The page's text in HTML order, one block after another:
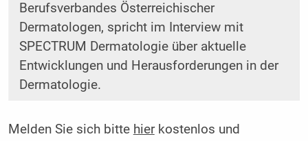
Berufsverbandes Österreichischer
Dermatologen, spricht im Interview mit
SPECTRUM Dermatologie über aktuelle
Entwicklungen und Herausforderungen in der
Dermatologie.
Melden Sie sich bitte hierkostenlos und